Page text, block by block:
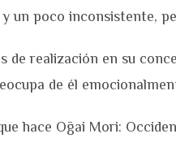
un poco inconsistente,
de realización en su
de él
hace Ōgai Mori: